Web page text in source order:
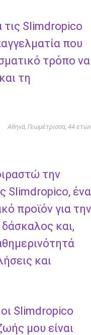
Slimdropico
που
τρόπο να
τη
Αθηνά, Γεωμέτρισσα, 44 ετών
την
Slimdropico, ένα
προϊόν για την
και,
και
Slimdropico
μου είναι